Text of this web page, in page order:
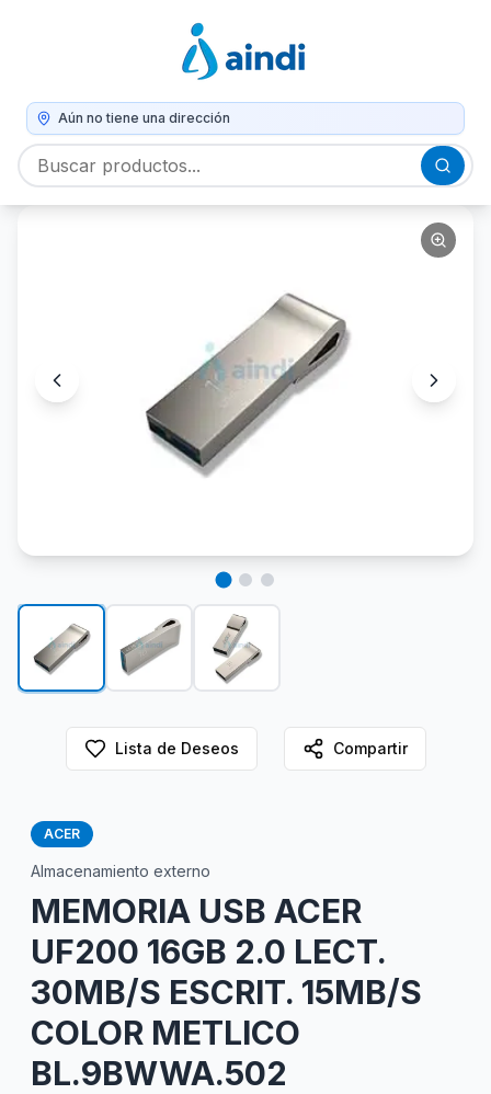
Aún no tiene una dirección
Lista de Deseos Compartir
ACER
Almacenamiento externo
MEMORIA USB ACER
UF200 16GB 2.0 LECT.
30MB/S ESCRIT. 15MB/S
COLOR METLICO
BL.9BWWA.502